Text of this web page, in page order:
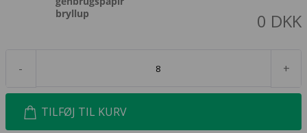
- +
TILFØJ TIL KURV
0 DKK